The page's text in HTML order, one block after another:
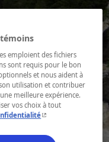
emploient des fichiers
sont requis pour le bon
et nous aident à
utilisation et contribuer
meilleure expérience.
vos choix à tout
- Cet hyperlien